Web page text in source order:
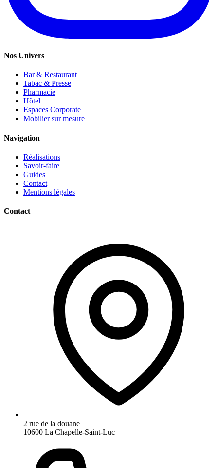
Nos Univers
Bar & Restaurant
Tabac & Presse
Pharmacie
Hôtel
Espaces Corporate
Mobilier sur mesure
Navigation
Réalisations
Savoir-faire
Guides
Contact
Mentions légales
Contact
2 rue de la douane
10600 La Chapelle-Saint-Luc